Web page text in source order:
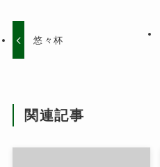
悠々杯
関連記事